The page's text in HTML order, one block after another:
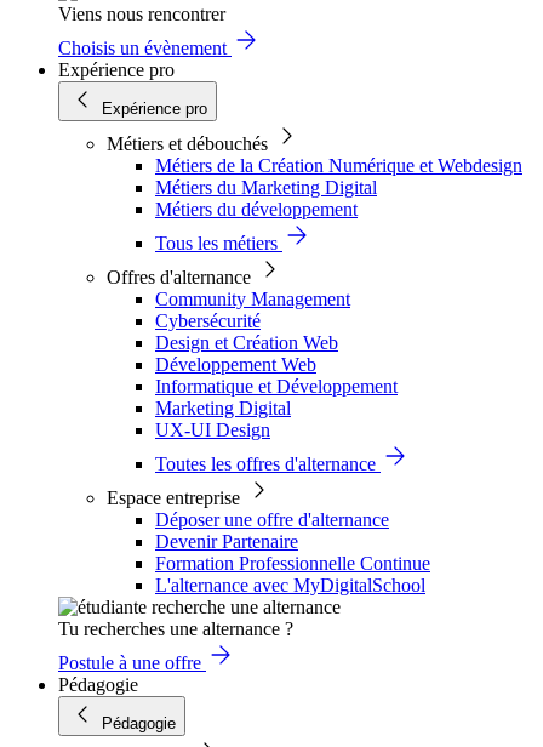
Viens nous rencontrer
Choisis un évènement
Expérience pro
Expérience pro
Métiers et débouchés
Métiers de la Création Numérique et Webdesign
Métiers du Marketing Digital
Métiers du développement
Tous les métiers
Offres d'alternance
Community Management
Cybersécurité
Design et Création Web
Développement Web
Informatique et Développement
Marketing Digital
UX-UI Design
Toutes les offres d'alternance
Espace entreprise
Déposer une offre d'alternance
Devenir Partenaire
Formation Professionnelle Continue
L'alternance avec MyDigitalSchool
Tu recherches une alternance ?
Postule à une offre
Pédagogie
Pédagogie